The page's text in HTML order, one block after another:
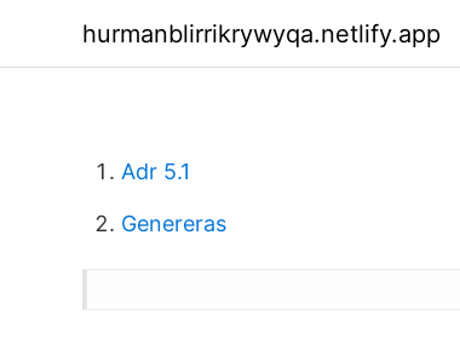
hurmanblirrikrywyqa.netlify.app
Adr 5.1
Genereras